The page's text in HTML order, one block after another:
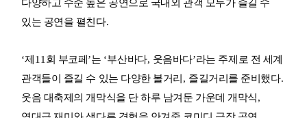
다양하고 수준 높은 공연으로 국내외 관객 모두가 즐길 수
있는 공연을 펼친다.
‘제 11 회 부코페 ’는 ‘부산바다, 웃음바다’라는 주제로 전 세계
관객들이 즐길 수 있는 다양한 볼거리 , 즐길거리를 준비했다.
웃음 대축제의 개막식을 단 하루 남겨둔 가운데 개막식,